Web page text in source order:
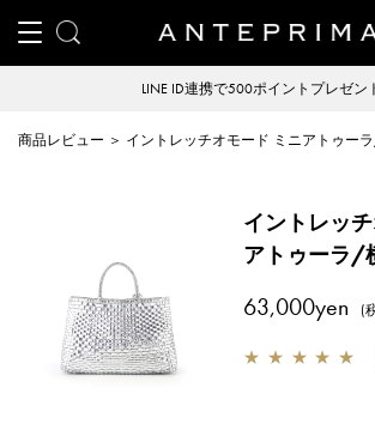
LINE ID連携で500ポイントプレゼン
商品レビュー ＞ イントレッチオモード ミニアトゥー
イントレッ
アトゥーラ/
63,000yen (
★ ★ ★ ★ ★